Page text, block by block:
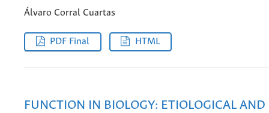
Álvaro Corral Cuartas
PDF Final HTML
FUNCTION IN BIOLOGY: ETIOLOGICAL AND